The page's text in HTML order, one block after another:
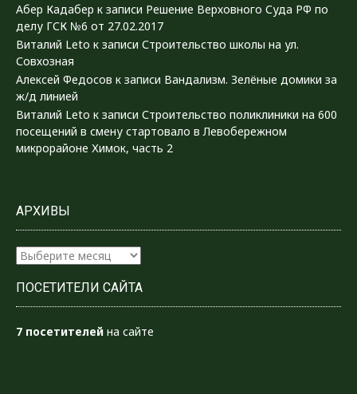
Абер Кадабер к записи Решение Верховного Суда РФ по
делу ГСК №6 от 27.02.2017
Виталий Leto к записи Строительство школы на ул.
Совхозная
Алексей Федосов к записи Вандализм. Зелёные домики за
ж/д линией
Виталий Leto к записи Строительство поликлиники на 600
посещений в смену стартовало в Левобережном
микрорайоне Химок, часть 2
АРХИВЫ
Архивы
ПОСЕТИТЕЛИ САЙТА
7 посетителей на сайте